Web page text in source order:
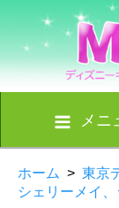
メニ
ホーム > 東京
シェリーメイ